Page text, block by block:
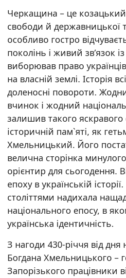
Черкащина – це
свободи й державницької
особливо гостро
поколінь і живий зв’язок
виборював право
на власній землі. Історія
доленосні повороти.
вчинок і жодний
залишив такого яскравого
історичній пам`яті, як
Хмельницький. Його
велична сторінка
орієнтир для сьогодення.
епоху в українській
століттями надихала
національного епосу, в
українська ідентичність.
З нагоди 430-річчя від
Богдана Хмельницького –
Запорізького працівники